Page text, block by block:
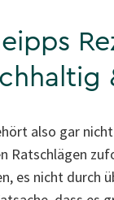
also gar
Ratschlägen
es nicht durch